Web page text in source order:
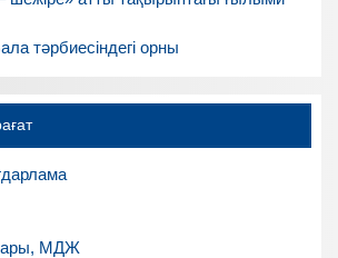
тәрбиесіндегі орны
МДЖ